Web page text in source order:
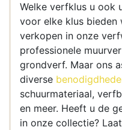
Welke verfklus u ook
voor elke klus bieden
verkopen in onze
professionele
grondverf. Maar ons
diverse
schuurmateriaal,
en meer. Heeft u de
in onze collectie?